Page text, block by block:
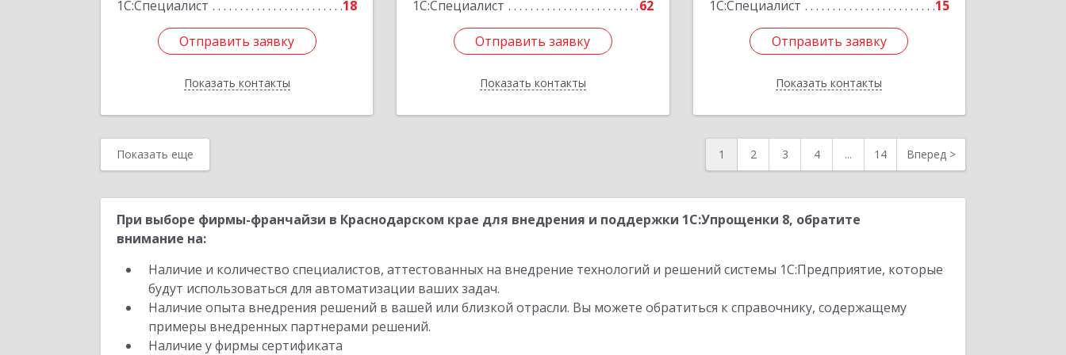
1С:Специалист
18
Отправить заявку
Показать контакты
Отправить заявку
Назад
1С:Специалист
62
Отправить заявку
Показать контакты
Отправить заявку
Назад
1С:Специалист
15
Отправить заявку
Показать контакты
Отправить заявку
Назад
Показать еще 1 2 3 4 ... 14 Вперед >
При выборе фирмы-франчайзи в Краснодарском крае для внедрения и поддержки 1С:Упрощенки 8, обратите
внимание на:
Наличие и количество специалистов, аттестованных на внедрение технологий и решений системы 1С:Предприятие, которые
будут использоваться для автоматизации ваших задач.
Наличие опыта внедрения решений в вашей или близкой отрасли. Вы можете обратиться к справочнику, содержащему
примеры внедренных партнерами решений.
Наличие у фирмы сертификата